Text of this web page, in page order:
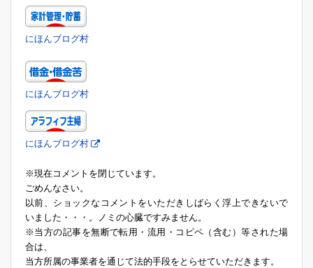
にほんブログ村
にほんブログ村
にほんブログ村
※現在コメントを閉じています。
ごめんなさい。
以前、ショックなコメントをいただきしばらく浮上できないで
いました・・・。ノミの心臓ですみません。
※当方の記事を無断で転用・流用・コピペ（含む）等された場
合は、
当方所属の事業者を通じて法的手段をとらせていただきます。